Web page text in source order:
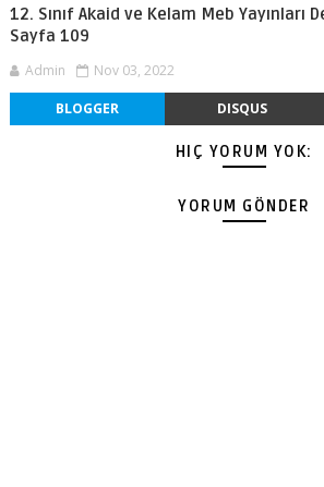
12. Sınıf Akaid ve Kelam Meb Yayınları
Sayfa 109
Admin Nov 03, 2022
BLOGGER DISQUS
HIÇ YORUM YOK:
YORUM GÖNDER